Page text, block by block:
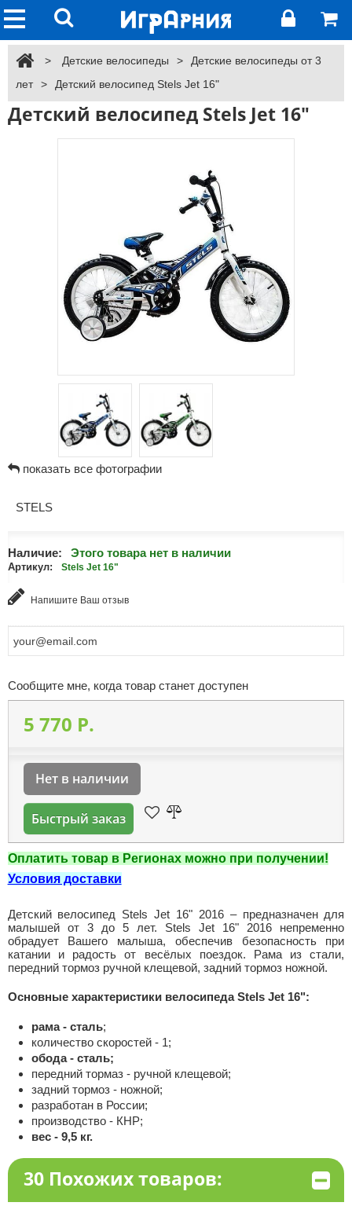
> Детские велосипеды >
Детские велосипеды от 3
лет
> Детский велосипед Stels Jet 16"
Детский велосипед Stels Jet 16"
показать все фотографии
STELS
Наличие: Этого товара нет в наличии
Артикул: Stels Jet 16"
Напишите Ваш отзыв
Сообщите мне, когда товар станет доступен
5 770 P.
Нет в наличии
Быстрый заказ
Оплатить товар в Регионах можно при получении!
Условия доставки
Детский велосипед Stels Jet 16" 2016 – предназначен для
малышей от 3 до 5 лет. Stels Jet 16" 2016 непременно
обрадует Вашего малыша, обеспечив безопасность при
катании и радость от весёлых поездок. Рама из стали,
передний тормоз ручной клещевой, задний тормоз ножной.
Основные характеристики велосипеда Stels Jet 16":
рама - сталь;
количество скоростей - 1;
обода - сталь;
передний тормаз - ручной клещевой;
задний тормоз - ножной;
разработан в России;
производство - КНР;
вес - 9,5 кг.
30 Похожих товаров: